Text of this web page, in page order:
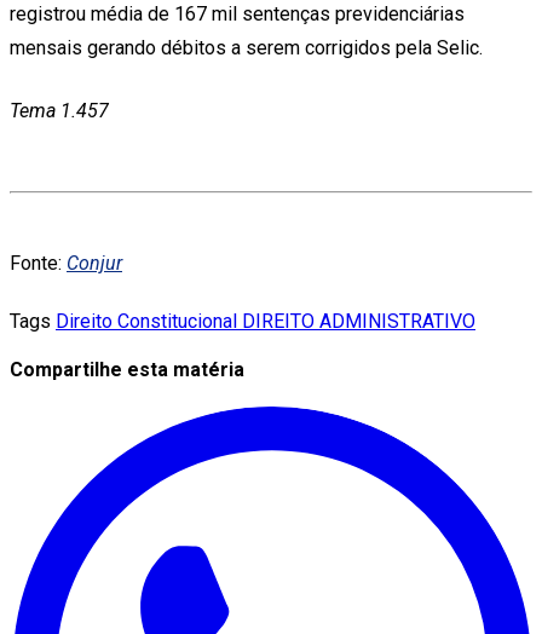
registrou média de 167 mil sentenças previdenciárias
mensais gerando débitos a serem corrigidos pela Selic.
Tema 1.457
Fonte: Conjur
Tags Direito Constitucional DIREITO ADMINISTRATIVO
Compartilhe esta matéria